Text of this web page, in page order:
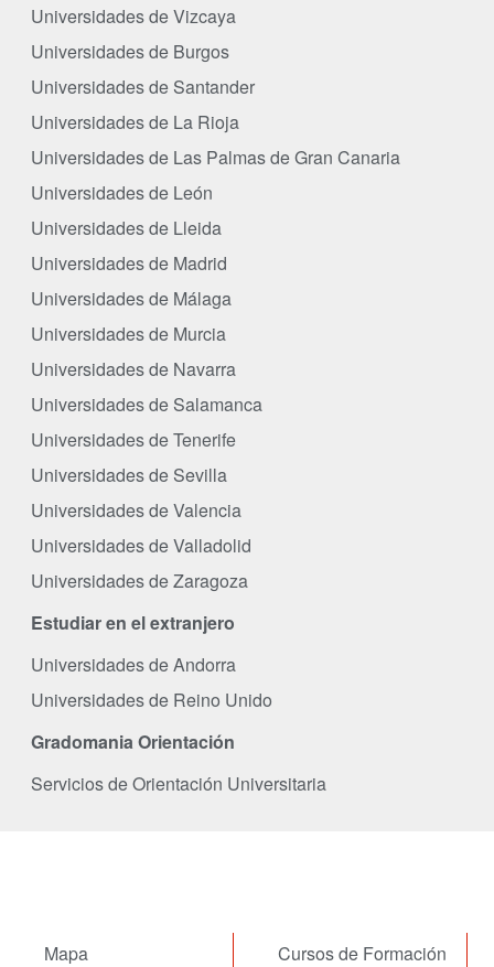
Universidades de Vizcaya
Universidades de Burgos
Universidades de Santander
Universidades de La Rioja
Universidades de Las Palmas de Gran Canaria
Universidades de León
Universidades de Lleida
Universidades de Madrid
Universidades de Málaga
Universidades de Murcia
Universidades de Navarra
Universidades de Salamanca
Universidades de Tenerife
Universidades de Sevilla
Universidades de Valencia
Universidades de Valladolid
Universidades de Zaragoza
Estudiar en el extranjero
Universidades de Andorra
Universidades de Reino Unido
Gradomania Orientación
Servicios de Orientación Universitaria
Mapa
Cursos de Formación